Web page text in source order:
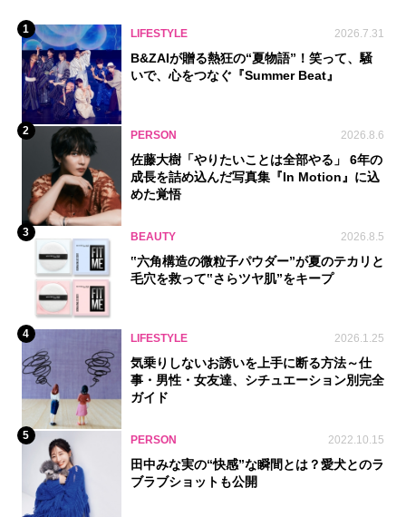
1 LIFESTYLE 2026.7.31
B&ZAIが贈る熱狂の“夏物語”！笑って、騒
いで、心をつなぐ『Summer Beat』
2 PERSON 2026.8.6
佐藤大樹「やりたいことは全部やる」 6年の
成長を詰め込んだ写真集『In Motion』に込
めた覚悟
3 BEAUTY 2026.8.5
‟六角構造の微粒子パウダー”が夏のテカリと
毛穴を救って‟さらツヤ肌”をキープ
4 LIFESTYLE 2026.1.25
気乗りしないお誘いを上手に断る方法～仕
事・男性・女友達、シチュエーション別完全
ガイド
5 PERSON 2022.10.15
田中みな実の“快感”な瞬間とは？愛犬とのラ
ブラブショットも公開